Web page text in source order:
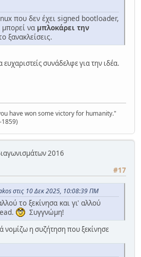
που δεν έχει signed bootloader,
να μπλοκάρει την
ξανακλείσεις.
συνάδελφε για την ιδέα.
have won some victory for humanity."
2016
#17
στις 10 Δεκ 2025, 10:08:39 ΠΜ
το ξεκίνησα και γι' αλλού
Συγγνώμη!
νομίζω η συζήτηση που ξεκίνησε